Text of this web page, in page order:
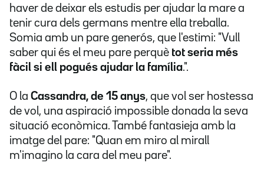
haver de deixar els estudis per ajudar la mare a
tenir cura dels germans mentre ella treballa.
Somia amb un pare generós, que l'estimi: "Vull
saber qui és el meu pare perquè tot seria més
fàcil si ell pogués ajudar la família.".
O la Cassandra, de 15 anys, que vol ser hostessa
de vol, una aspiració impossible donada la seva
situació econòmica. També fantasieja amb la
imatge del pare: "Quan em miro al mirall
m'imagino la cara del meu pare".